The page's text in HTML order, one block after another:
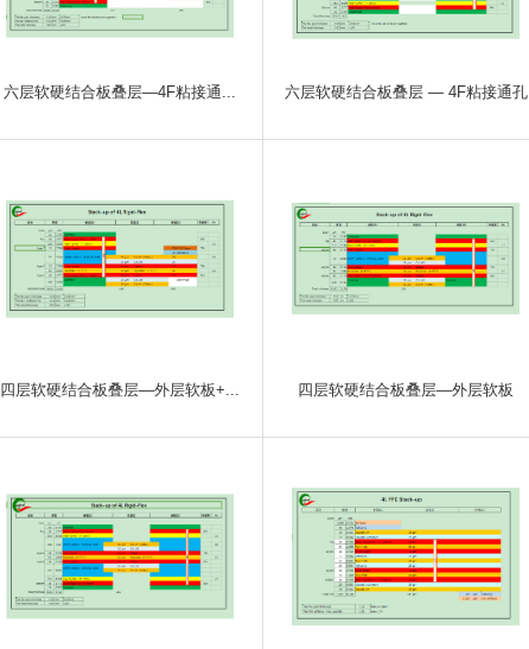
六层软硬结合板叠层—4F粘接通... 六层软硬结合板叠层 — 4F粘接通孔
四层软硬结合板叠层—外层软板+... 四层软硬结合板叠层—外层软板